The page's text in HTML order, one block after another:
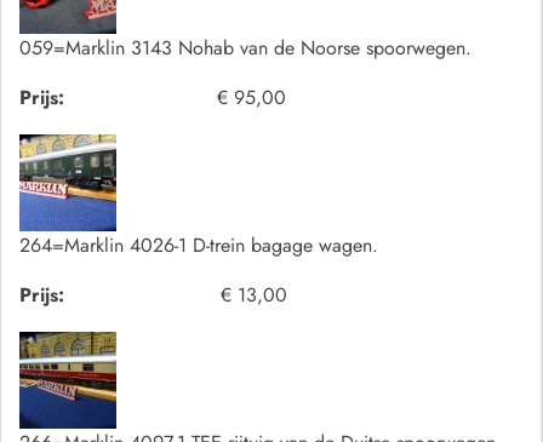
059=Marklin 3143 Nohab van de Noorse spoorwegen.
Prijs:
€ 95,00
264=Marklin 4026-1 D-trein bagage wagen.
Prijs:
€ 13,00